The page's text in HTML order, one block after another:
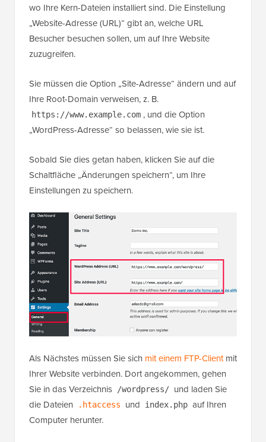
wo Ihre Kern-Dateien installiert sind. Die Einstellung
„Website-Adresse (URL)“ gibt an, welche URL
Besucher besuchen sollen, um auf Ihre Website
zuzugreifen.
Sie müssen die Option „Site-Adresse“ ändern und auf
Ihre Root-Domain verweisen, z. B.
https://www.example.com , und die Option
„WordPress-Adresse“ so belassen, wie sie ist.
Sobald Sie dies getan haben, klicken Sie auf die
Schaltfläche „Änderungen speichern“, um Ihre
Einstellungen zu speichern.
Als Nächstes müssen Sie sich mit einem FTP-Clientmit
Ihrer Website verbinden. Dort angekommen, gehen
Sie in das Verzeichnis
/wordpress/ und laden Sie
die Dateien
.htaccess und index.php auf Ihren
Computer herunter.